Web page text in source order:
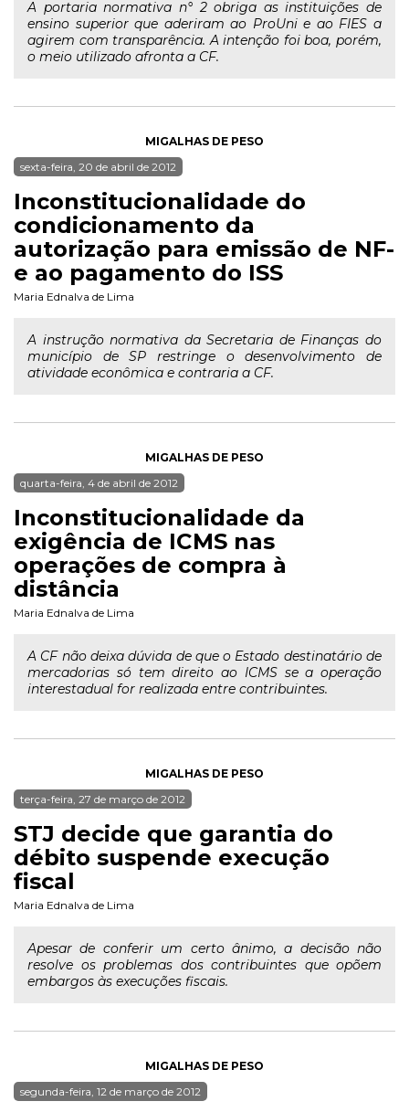
A portaria normativa n° 2 obriga as instituições de
ensino superior que aderiram ao ProUni e ao FIES a
agirem com transparência. A intenção foi boa, porém,
o meio utilizado afronta a CF.
MIGALHAS DE PESO
sexta-feira, 20 de abril de 2012
Inconstitucionalidade do
condicionamento da
autorização para emissão de NF-
e ao pagamento do ISS
Maria Ednalva de Lima
A instrução normativa da Secretaria de Finanças do
município de SP restringe o desenvolvimento de
atividade econômica e contraria a CF.
MIGALHAS DE PESO
quarta-feira, 4 de abril de 2012
Inconstitucionalidade da
exigência de ICMS nas
operações de compra à
distância
Maria Ednalva de Lima
A CF não deixa dúvida de que o Estado destinatário de
mercadorias só tem direito ao ICMS se a operação
interestadual for realizada entre contribuintes.
MIGALHAS DE PESO
terça-feira, 27 de março de 2012
STJ decide que garantia do
débito suspende execução
fiscal
Maria Ednalva de Lima
Apesar de conferir um certo ânimo, a decisão não
resolve os problemas dos contribuintes que opõem
embargos às execuções fiscais.
MIGALHAS DE PESO
segunda-feira, 12 de março de 2012